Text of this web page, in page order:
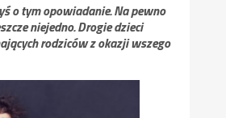
o tym opowiadanie. Na pewno
niejedno. Drogie dzieci
rodziców z okazji wszego